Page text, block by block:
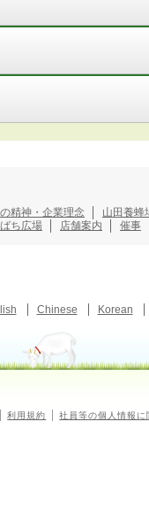
精神・企業理念
山田養蜂
ち広場 店舗案内 催事
Chinese Korean
利用規約 社員等の個人情報